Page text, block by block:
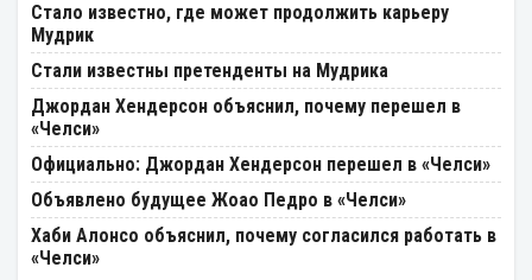
Стало известно, где может продолжить карьеру
Мудрик
Стали известны претенденты на Мудрика
Джордан Хендерсон объяснил, почему перешел в
«Челси»
Официально: Джордан Хендерсон перешел в «Челси»
Объявлено будущее Жоао Педро в «Челси»
Хаби Алонсо объяснил, почему согласился работать в
«Челси»